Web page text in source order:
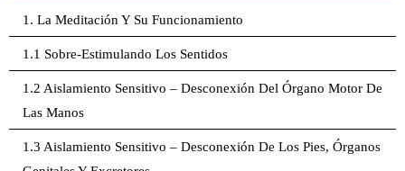
1. La Meditación Y Su Funcionamiento
1.1 Sobre-Estimulando Los Sentidos
1.2 Aislamiento Sensitivo – Desconexión Del Órgano Motor De
Las Manos
1.3 Aislamiento Sensitivo – Desconexión De Los Pies, Órganos